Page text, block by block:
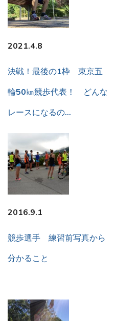
2021.4.8
決戦！最後の1枠 東京五
輪50㎞競歩代表！ どんな
レースになるの…
2016.9.1
競歩選手 練習前写真から
分かること